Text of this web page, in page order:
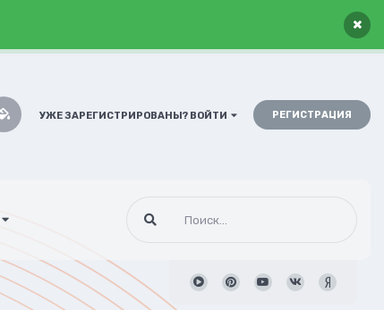
×
УЖЕ ЗАРЕГИСТРИРОВАНЫ? ВОЙТИ РЕГИСТРАЦИЯ